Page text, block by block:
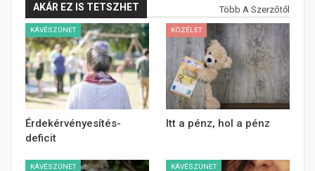
AKÁR EZ IS TETSZHET Több A Szerzőtől
KÁVÉSZÜNET
Érdekérvényesítés-
deficit
KÖZÉLET
Itt a pénz, hol a pénz
KÁVÉSZÜNET KÁVÉSZÜNET